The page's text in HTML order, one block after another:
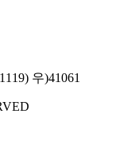
우)41061